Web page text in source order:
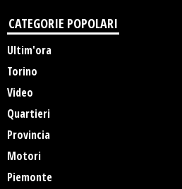
CATEGORIE POPOLARI
Ultim'ora
Torino
Video
Quartieri
Provincia
Motori
Piemonte